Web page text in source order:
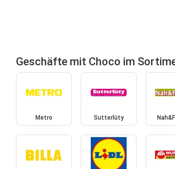
Geschäfte mit Choco im
Metro Sutterlüty